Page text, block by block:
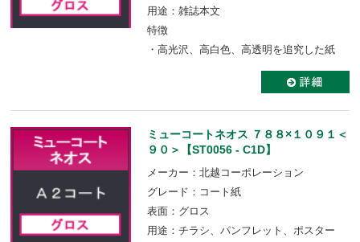
用途：雑誌本文
特徴
・高光沢、高白色、高透明を追究した紙
ミューコートネオス ７８８×１０９１＜
９０＞【ST0056 - C1D】
メーカー：北越コーポレーション
グレード：コート紙
表面：グロス
用途：チラシ、パンフレット、ポスター